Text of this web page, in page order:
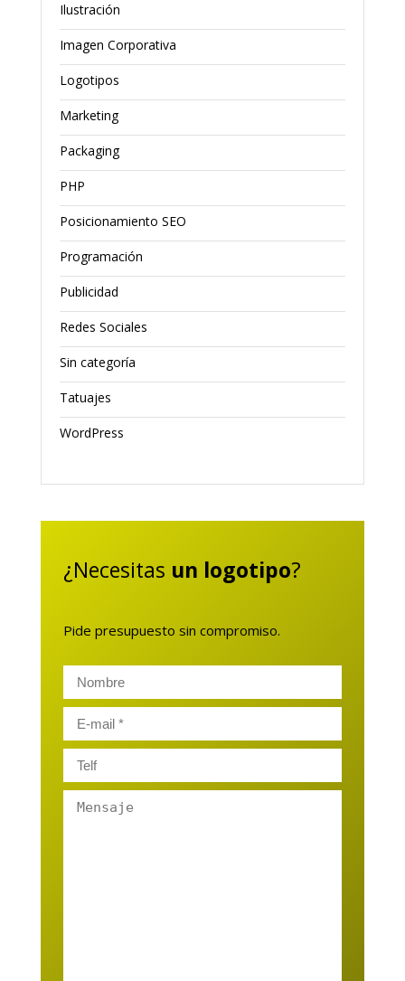
Ilustración
Imagen Corporativa
Logotipos
Marketing
Packaging
PHP
Posicionamiento SEO
Programación
Publicidad
Redes Sociales
Sin categoría
Tatuajes
WordPress
¿Necesitas un logotipo?
Pide presupuesto sin compromiso.